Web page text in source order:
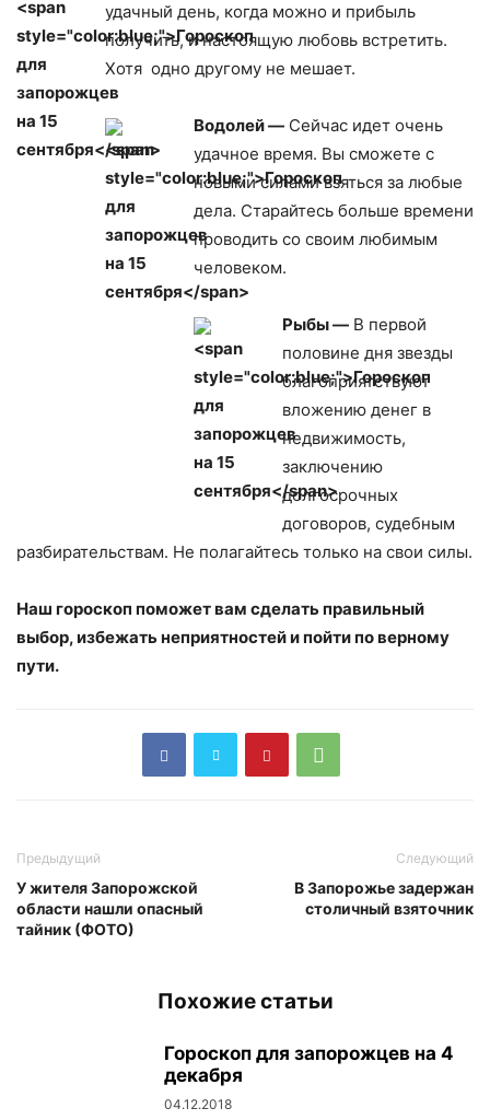
удачный день, когда можно и прибыль
получить, и настоящую любовь встретить.
Хотя одно другому не мешает.
Водолей — Сейчас идет очень
удачное время. Вы сможете с
новыми силами взяться за любые
дела. Старайтесь больше времени
проводить со своим любимым
человеком.
Рыбы — В первой
половине дня звезды
благоприятствуют
вложению денег в
недвижимость,
заключению
долгосрочных
договоров, судебным
разбирательствам. Не полагайтесь только на свои силы.
Наш гороскоп поможет вам сделать правильный
выбор, избежать неприятностей и пойти по верному
пути.
Предыдущий
У жителя Запорожской
области нашли опасный
тайник (ФОТО)
Следующий
В Запорожье задержан
столичный взяточник
Похожие статьи
Гороскоп для запорожцев на 4
декабря
04.12.2018